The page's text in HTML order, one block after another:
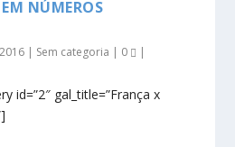
NÚMEROS
| Sem categoria | 0 |
id=”2″ gal_title=”França x